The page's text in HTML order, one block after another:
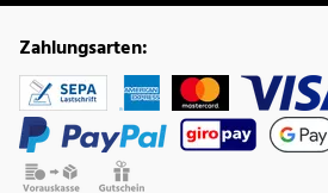
Zahlungsarten: